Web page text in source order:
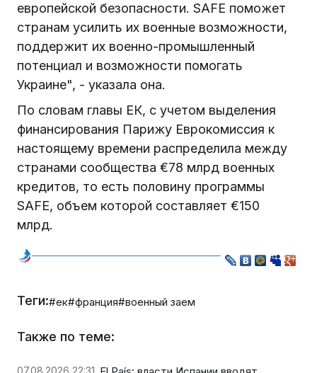
европейской безопасности. SAFE поможет
странам усилить их военные возможности,
поддержит их военно-промышленный
потенциал и возможности помогать
Украине", - указала она.
По словам главы ЕК, с учетом выделения
финансирования Парижу Еврокомиссия к
настоящему времени распределила между
странами сообщества €78 млрд военных
кредитов, то есть половину программы
SAFE, объем которой составляет €150
млрд.
Теги:#ек#франция#военный заем
Также по теме:
07.08.2026 22:31